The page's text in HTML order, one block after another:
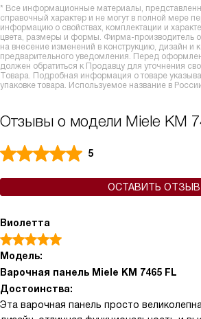
* Все информационные материалы,
справочный характер и не могут в полной мере
информацию о свойствах, комплектации и
цвета, размеры и формы. Фирма-производитель
на внесение изменений в конструкцию, дизайн и
предварительного уведомления. Перед
должен обратиться к Продавцу для уточнения
Товара. Подробная информация о товаре
упаковке товара. Используемое название в
Отзывы о модели Miele KM
5
ОСТАВИТЬ ОТЗЫВ
Виолетта
Модель:
Варочная панель Miele KM 7465 FL
Достоинства:
Эта варочная панель просто